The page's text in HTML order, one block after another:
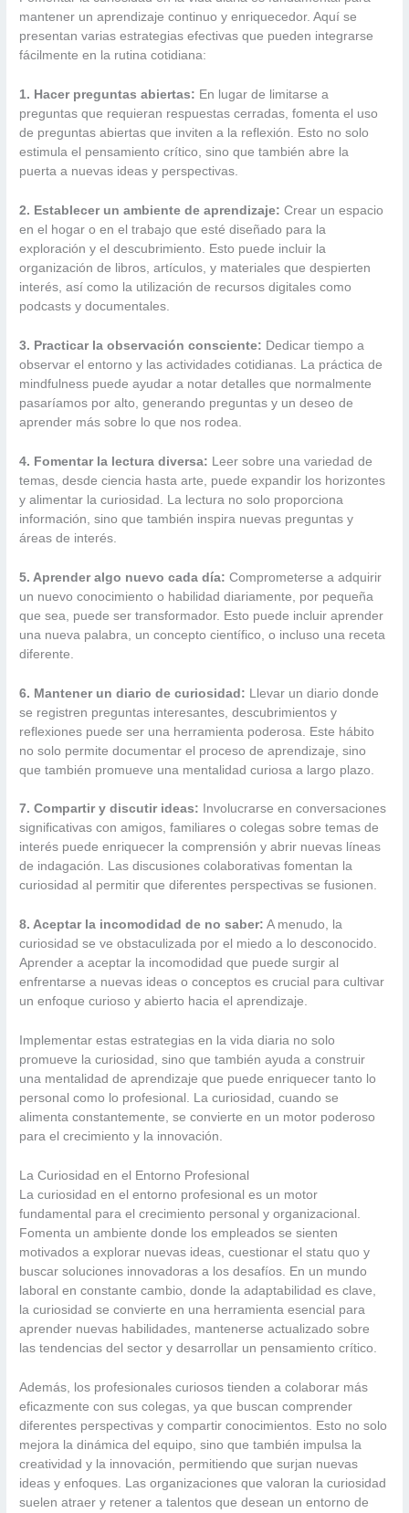
mantener un aprendizaje continuo y enriquecedor. Aquí se
presentan varias estrategias efectivas que pueden integrarse
fácilmente en la rutina cotidiana:
1. Hacer preguntas abiertas: En lugar de limitarse a
preguntas que requieran respuestas cerradas, fomenta el uso
de preguntas abiertas que inviten a la reflexión. Esto no solo
estimula el pensamiento crítico, sino que también abre la
puerta a nuevas ideas y perspectivas.
2. Establecer un ambiente de aprendizaje: Crear un espacio
en el hogar o en el trabajo que esté diseñado para la
exploración y el descubrimiento. Esto puede incluir la
organización de libros, artículos, y materiales que despierten
interés, así como la utilización de recursos digitales como
podcasts y documentales.
3. Practicar la observación consciente: Dedicar tiempo a
observar el entorno y las actividades cotidianas. La práctica de
mindfulness puede ayudar a notar detalles que normalmente
pasaríamos por alto, generando preguntas y un deseo de
aprender más sobre lo que nos rodea.
4. Fomentar la lectura diversa: Leer sobre una variedad de
temas, desde ciencia hasta arte, puede expandir los horizontes
y alimentar la curiosidad. La lectura no solo proporciona
información, sino que también inspira nuevas preguntas y
áreas de interés.
5. Aprender algo nuevo cada día: Comprometerse a adquirir
un nuevo conocimiento o habilidad diariamente, por pequeña
que sea, puede ser transformador. Esto puede incluir aprender
una nueva palabra, un concepto científico, o incluso una receta
diferente.
6. Mantener un diario de curiosidad: Llevar un diario donde
se registren preguntas interesantes, descubrimientos y
reflexiones puede ser una herramienta poderosa. Este hábito
no solo permite documentar el proceso de aprendizaje, sino
que también promueve una mentalidad curiosa a largo plazo.
7. Compartir y discutir ideas: Involucrarse en conversaciones
significativas con amigos, familiares o colegas sobre temas de
interés puede enriquecer la comprensión y abrir nuevas líneas
de indagación. Las discusiones colaborativas fomentan la
curiosidad al permitir que diferentes perspectivas se fusionen.
8. Aceptar la incomodidad de no saber: A menudo, la
curiosidad se ve obstaculizada por el miedo a lo desconocido.
Aprender a aceptar la incomodidad que puede surgir al
enfrentarse a nuevas ideas o conceptos es crucial para cultivar
un enfoque curioso y abierto hacia el aprendizaje.
Implementar estas estrategias en la vida diaria no solo
promueve la curiosidad, sino que también ayuda a construir
una mentalidad de aprendizaje que puede enriquecer tanto lo
personal como lo profesional. La curiosidad, cuando se
alimenta constantemente, se convierte en un motor poderoso
para el crecimiento y la innovación.
La Curiosidad en el Entorno Profesional
La curiosidad en el entorno profesional es un motor
fundamental para el crecimiento personal y organizacional.
Fomenta un ambiente donde los empleados se sienten
motivados a explorar nuevas ideas, cuestionar el statu quo y
buscar soluciones innovadoras a los desafíos. En un mundo
laboral en constante cambio, donde la adaptabilidad es clave,
la curiosidad se convierte en una herramienta esencial para
aprender nuevas habilidades, mantenerse actualizado sobre
las tendencias del sector y desarrollar un pensamiento crítico.
Además, los profesionales curiosos tienden a colaborar más
eficazmente con sus colegas, ya que buscan comprender
diferentes perspectivas y compartir conocimientos. Esto no solo
mejora la dinámica del equipo, sino que también impulsa la
creatividad y la innovación, permitiendo que surjan nuevas
ideas y enfoques. Las organizaciones que valoran la curiosidad
suelen atraer y retener a talentos que desean un entorno de